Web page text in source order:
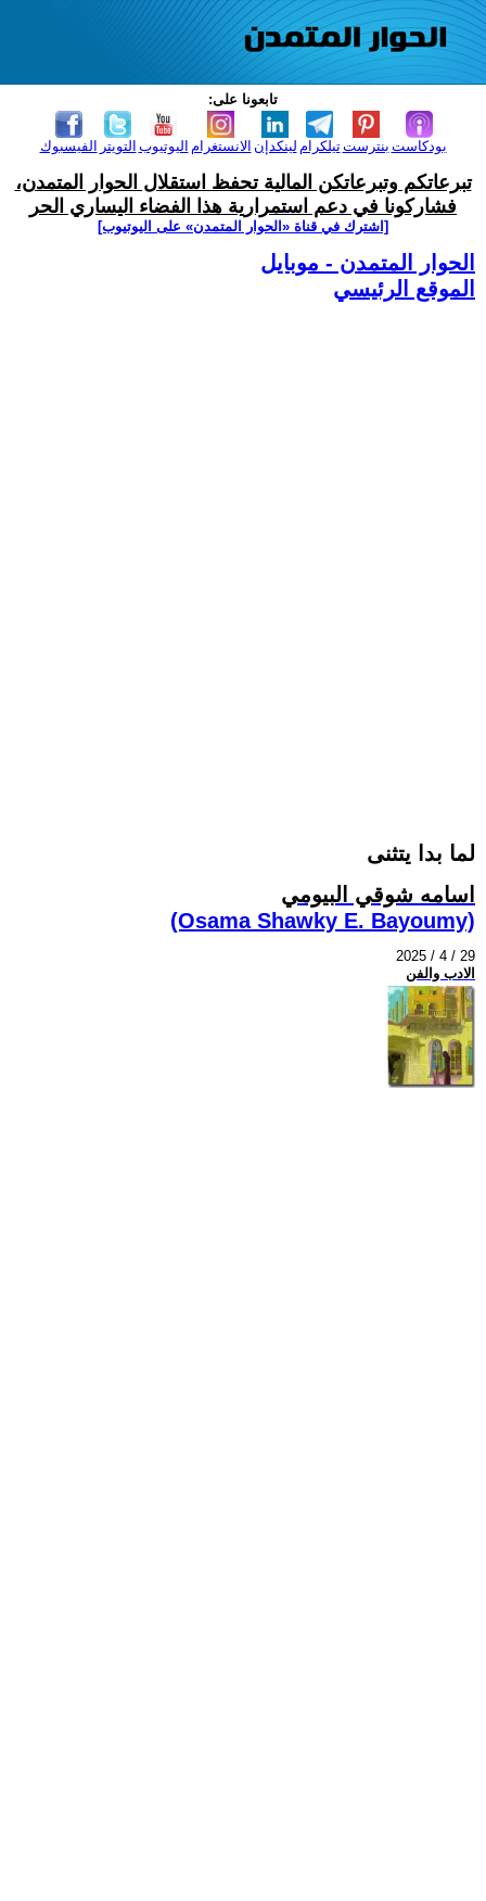
تابعونا على:
الفيسبوك التويتر اليوتيوب الانستغرام لينكدإن تيلكرامبنترست بودكاست
تبرعاتكم وتبرعاتكن المالية تحفظ استقلال الحوار المتمدن،
فشاركونا في دعم استمرارية هذا الفضاء اليساري الحر
[اشترك في قناة ‫«الحوار المتمدن» على اليوتيوب]
الحوار المتمدن - موبايل
الموقع الرئيسي
لما بدا يتثنى
اسامه شوقي البيومي
(Osama Shawky E. Bayoumy)
2025 / 4 / 29
الادب والفن